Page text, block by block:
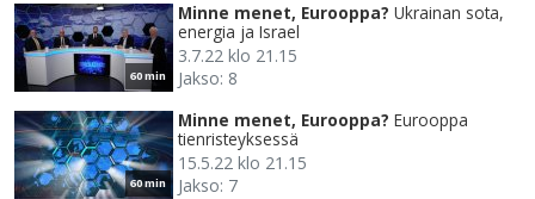
60 min
Minne menet, Eurooppa? Ukrainan sota,
energia ja Israel
3.7.22 klo 21.15
Jakso: 8
60 min
Minne menet, Eurooppa? Eurooppa
tienristeyksessä
15.5.22 klo 21.15
Jakso: 7